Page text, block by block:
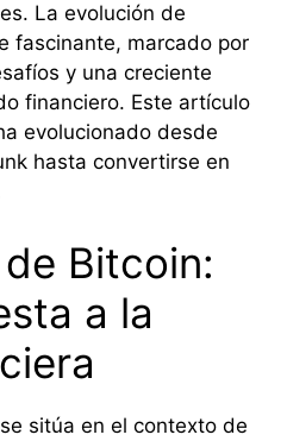
La evolución de
fascinante, marcado por
y una creciente
financiero. Este artículo
evolucionado desde
hasta convertirse en
Bitcoin:
a la
sitúa en el contexto de